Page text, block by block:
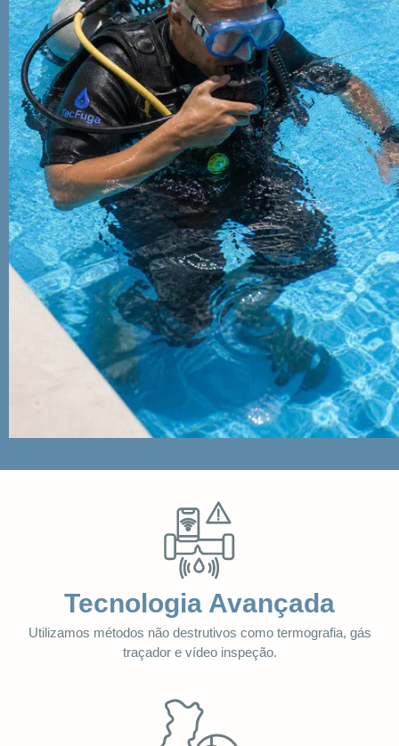
Tecnologia Avançada
Utilizamos métodos não destrutivos como termografia, gás
traçador e vídeo inspeção.